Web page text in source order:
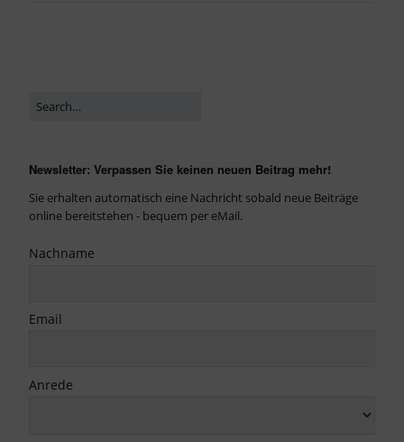
Newsletter: Verpassen Sie keinen neuen Beitrag mehr!
Sie erhalten automatisch eine Nachricht sobald neue Beiträge
online bereitstehen - bequem per eMail.
Nachname
Email
Anrede